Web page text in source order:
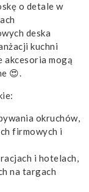
o detale w
deska
kuchni
akcesoria mogą
😍.
okruchów,
firmowych i
i hotelach,
na targach